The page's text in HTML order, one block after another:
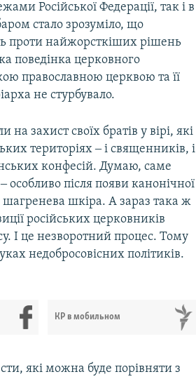
Російської Федерації, так і в
стало зрозуміло, що
проти найжорсткіших рішень
поведінка церковного
православною церквою та її
не стурбувало.
захист своїх братів у вірі, які
територіях ‒ і священників, і
конфесій. Думаю, саме
особливо після появи канонічної
шкіра. А зараз така ж
російських церковників
І це незворотний процес. Тому
недобросовісних політиків.
КР в мобильном
які можна буде порівняти з